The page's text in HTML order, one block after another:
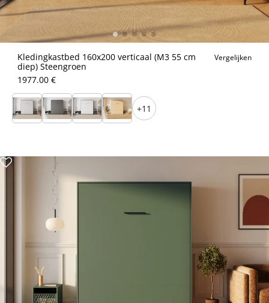
Kledingkastbed 160x200 verticaal (M3 55 cm
diep) Steengroen
Vergelijken
1977.00 €
+11